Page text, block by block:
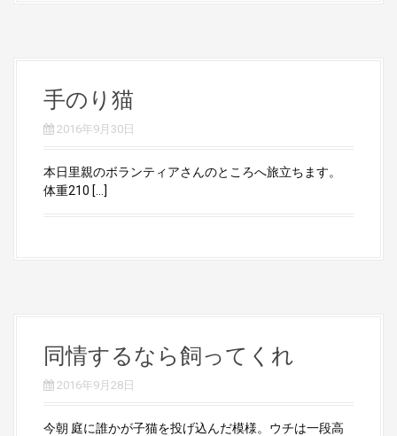
手のり猫
2016年9月30日
本日里親のボランティアさんのところへ旅立ちます。
体重210 […]
同情するなら飼ってくれ
2016年9月28日
今朝 庭に誰かが子猫を投げ込んだ模様。ウチは一段高